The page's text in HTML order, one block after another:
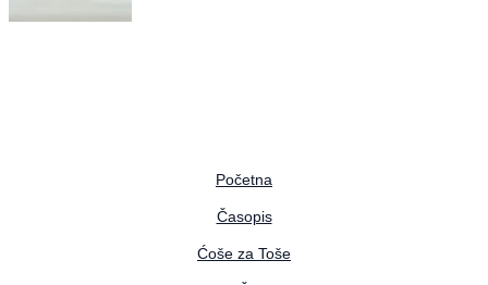
Početna
Časopis
Ćoše za Toše